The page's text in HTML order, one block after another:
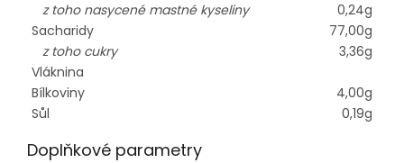
z toho nasycené mastné kyseliny
0,24g
Sacharidy
77,00g
z toho cukry
3,36g
Vláknina
Bílkoviny
4,00g
Sůl
0,19g
Doplňkové parametry